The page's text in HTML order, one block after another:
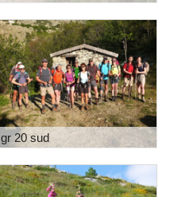
gr 20 sud